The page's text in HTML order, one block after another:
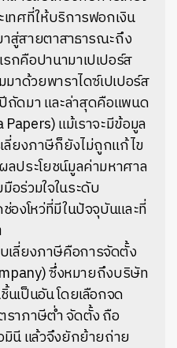
เทศที่ให้บริการฟอกเงิน
สู่สายตาสาธารณะถึง
กคือปานามาเปเปอร์ส
าด้วยพาราไดซ์เปเปอร์ส
ถัดมา และล่าสุดคือแพนด
แม้เราจะมีข้อมูล
ยงภาษีก็ยังไม่ถูกแก้ไข
ประโยชน์มูลค่ามหาศาล
อร่วมใจในระดับ
องโหว่ที่มีในปัจจุบันและที่
เลี่ยงภาษีคือการจัดตั้ง
ซึ่งหมายถึงบริษัท
นเป็นอัน โดยเลือกจด
ราภาษีต่ำ จัดตั้ง ถือ
มินี แล้วจึงยักย้ายถ่าย